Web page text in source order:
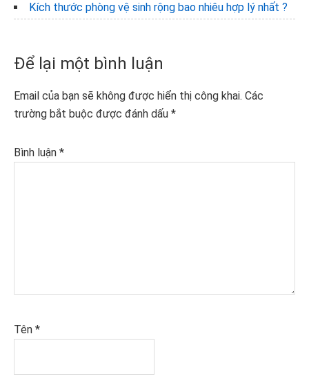
Kích thước phòng vệ sinh rộng bao nhiêu hợp lý nhất ?
Reader
Interactions
Để lại một bình luận
Email của bạn sẽ không được hiển thị công khai. Các
trường bắt buộc được đánh dấu *
Bình luận *
Tên *